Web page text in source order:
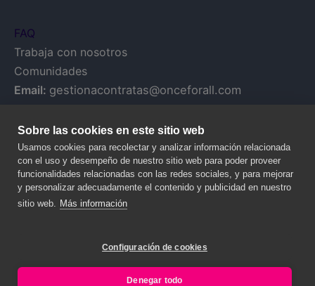
FAQ
Trabaja con nosotros
Comunidades
Email: gestionacontratas@onceforall.com
Sobre las cookies en este sitio web
Usamos cookies para recolectar y analizar información relacionada
con el uso y desempeño de nuestro sitio web para poder proveer
funcionalidades relacionadas con las redes sociales, y para mejorar
y personalizar adecuadamente el contenido y publicidad en nuestro
sitio web. Más información
Configuración de cookies
Denegar todo